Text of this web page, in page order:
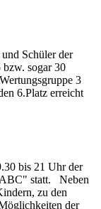
Schüler der
sogar 30
3
6.Platz erreicht
bis 21 Uhr der
ABC" statt. Neben
zu den
der